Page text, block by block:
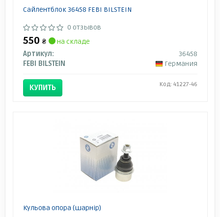
Сайлентблок 36458 FEBI BILSTEIN
0 отзывов
550 ₴
на складе
Артикул:
36458
FEBI BILSTEIN
Германия
КУПИТЬ Код: 41227-46
Кульова опора (шарнір)